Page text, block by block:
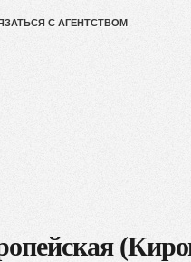
С АГЕНТСТВОМ